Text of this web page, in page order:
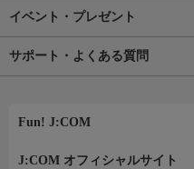
イベント・プレゼント
サポート・よくある質問
Fun! J:COM
J:COM オフィシャルサイト